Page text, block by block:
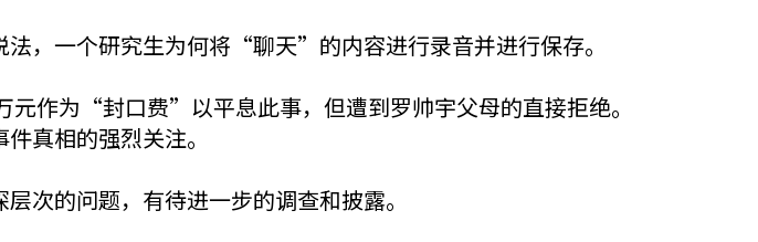
，一个研究生为何将“聊天”的内容进行录音并进行保存。
作为“封口费”以平息此事，但遭到罗帅宇父母的直接拒绝。
真相的强烈关注。
次的问题，有待进一步的调查和披露。